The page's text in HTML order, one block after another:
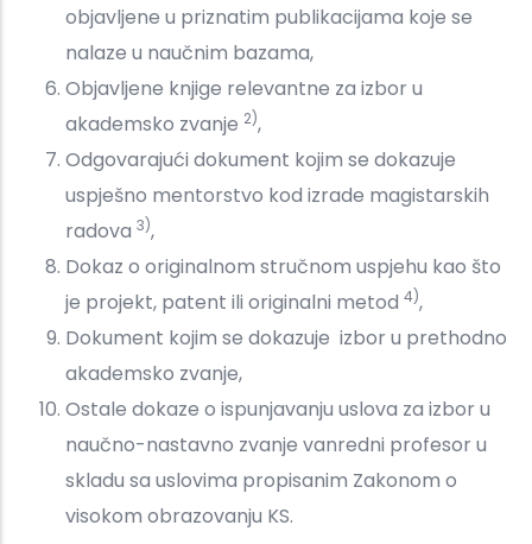
objavljene u priznatim publikacijama koje se
nalaze u naučnim bazama,
Objavljene knjige relevantne za izbor u
akademsko zvanje 2),
Odgovarajući dokument kojim se dokazuje
uspješno mentorstvo kod izrade magistarskih
radova 3),
Dokaz o originalnom stručnom uspjehu kao što
je projekt, patent ili originalni metod 4),
Dokument kojim se dokazuje izbor u prethodno
akademsko zvanje,
Ostale dokaze o ispunjavanju uslova za izbor u
naučno-nastavno zvanje vanredni profesor u
skladu sa uslovima propisanim Zakonom o
visokom obrazovanju KS.